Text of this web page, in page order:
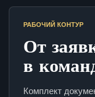
РАБОЧИЙ КОНТУР
От
в
Комплект